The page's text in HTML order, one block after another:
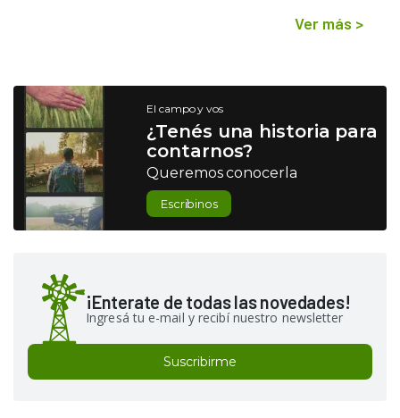
Ver más >
El campo y vos
¿Tenés una historia para
contarnos?
Queremos conocerla
Escribinos
¡Enterate de todas las novedades!
Ingresá tu e-mail y recibí nuestro newsletter
Suscribirme